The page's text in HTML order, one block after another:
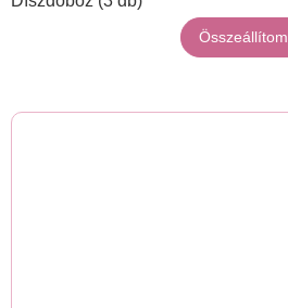
Összeállítom